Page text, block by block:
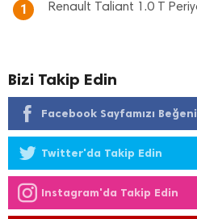
1 Renault Taliant 1.0 T
Bizi Takip Edin
Facebook Sayfamızı
Twitter'da Takip Edin
Instagram'da Takip Edin